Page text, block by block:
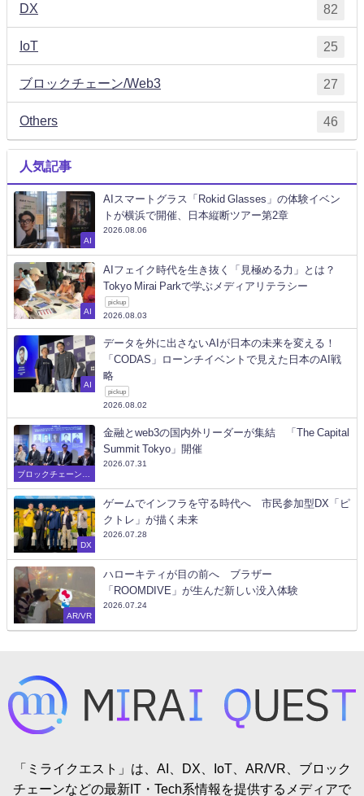
DX 82
IoT 25
Others 46
ブロックチェーン/Web3 27
人気記事
AI
AIスマートグラス「Rokid Glasses」の体験イベン
トが横浜で開催、日本縦断ツアー第2章
2026.08.06
AI
AIフェイク時代を生き抜く「見極める力」とは？
Tokyo Mirai Parkで学ぶメディアリテラシー
pickup
2026.08.03
AI
データを外に出さないAIが日本の未来を変える！
「CODAS」ローンチイベントで見えた日本のAI戦
略
pickup
2026.08.02
ブロックチェーン/W
金融とweb3の国内外リーダーが集結 「The Capital
Summit Tokyo」開催
2026.07.31
DX
ゲームでインフラを守る時代へ 市民参加型DX「ピ
クトレ」が描く未来
2026.07.28
AR/VR
ハローキティが目の前へ ブラザー
「ROOMDIVE」が生んだ新しい没入体験
2026.07.24
「ミライクエスト」は、AI、DX、IoT、AR/VR、ブロック
チェーンなどの最新IT・Tech系情報を提供するメディアで